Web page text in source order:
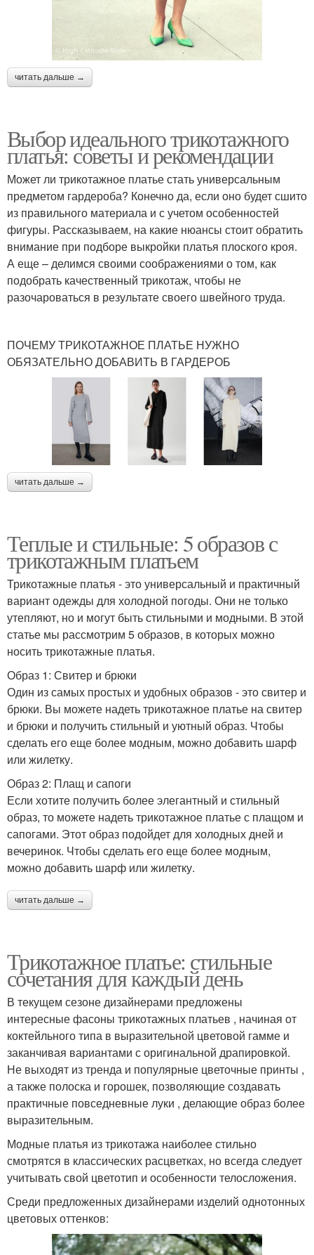
читать дальше →
Выбор идеального трикотажного
платья: советы и рекомендации
Может ли трикотажное платье стать универсальным
предметом гардероба? Конечно да, если оно будет сшито
из правильного материала и с учетом особенностей
фигуры. Рассказываем, на какие нюансы стоит обратить
внимание при подборе выкройки платья плоского кроя.
А еще – делимся своими соображениями о том, как
подобрать качественный трикотаж, чтобы не
разочароваться в результате своего швейного труда.
ПОЧЕМУ ТРИКОТАЖНОЕ ПЛАТЬЕ НУЖНО
ОБЯЗАТЕЛЬНО ДОБАВИТЬ В ГАРДЕРОБ
читать дальше →
Теплые и стильные: 5 образов с
трикотажным платьем
Трикотажные платья - это универсальный и практичный
вариант одежды для холодной погоды. Они не только
утепляют, но и могут быть стильными и модными. В этой
статье мы рассмотрим 5 образов, в которых можно
носить трикотажные платья.
Образ 1: Свитер и брюки
Один из самых простых и удобных образов - это свитер и
брюки. Вы можете надеть трикотажное платье на свитер
и брюки и получить стильный и уютный образ. Чтобы
сделать его еще более модным, можно добавить шарф
или жилетку.
Образ 2: Плащ и сапоги
Если хотите получить более элегантный и стильный
образ, то можете надеть трикотажное платье с плащом и
сапогами. Этот образ подойдет для холодных дней и
вечеринок. Чтобы сделать его еще более модным,
можно добавить шарф или жилетку.
читать дальше →
Трикотажное платье: стильные
сочетания для каждый день
В текущем сезоне дизайнерами предложены
интересные фасоны трикотажных платьев , начиная от
коктейльного типа в выразительной цветовой гамме и
заканчивая вариантами с оригинальной драпировкой.
Не выходят из тренда и популярные цветочные принты ,
а также полоска и горошек, позволяющие создавать
практичные повседневные луки , делающие образ более
выразительным.
Модные платья из трикотажа наиболее стильно
смотрятся в классических расцветках, но всегда следует
учитывать свой цветотип и особенности телосложения.
Среди предложенных дизайнерами изделий однотонных
цветовых оттенков: